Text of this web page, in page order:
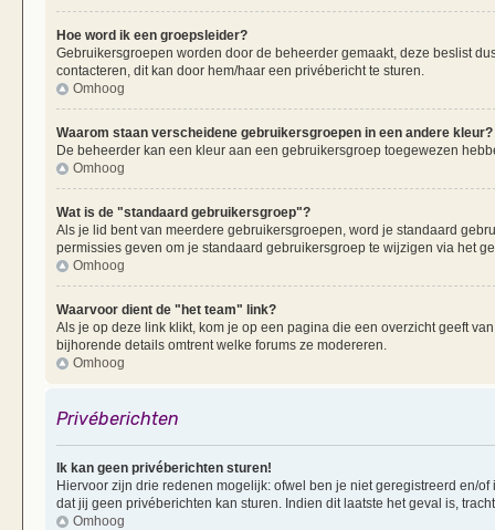
Hoe word ik een groepsleider?
Gebruikersgroepen worden door de beheerder gemaakt, deze beslist
contacteren, dit kan door hem/haar een privébericht te sturen.
Omhoog
Waarom staan verscheidene gebruikersgroepen in een andere kleur?
De beheerder kan een kleur aan een gebruikersgroep toegewezen
Omhoog
Wat is de "standaard gebruikersgroep"?
Als je lid bent van meerdere gebruikersgroepen, word je standaard
permissies geven om je standaard gebruikersgroep te wijzigen via het
Omhoog
Waarvoor dient de "het team" link?
Als je op deze link klikt, kom je op een pagina die een overzicht geeft
bijhorende details omtrent welke forums ze modereren.
Omhoog
Privéberichten
Ik kan geen privéberichten sturen!
Hiervoor zijn drie redenen mogelijk: ofwel ben je niet geregistreerd en/
dat jij geen privéberichten kan sturen. Indien dit laatste het geval is,
Omhoog